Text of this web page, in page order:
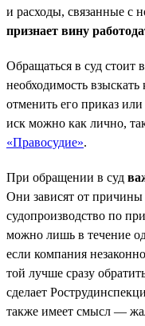
и расходы, связанные с
признает вину
Обращаться в суд стоит
необходимость
отменить его приказ
иск можно как лично,
«Правосудие».
При обращении в суд
Они зависят от
судопроизводство по
можно лишь в течение
если компания
той лучше сразу
сделает
также имеет смысл —